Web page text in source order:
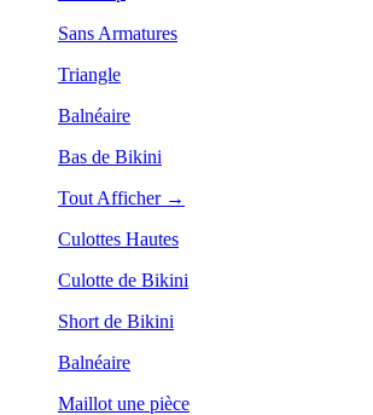
Sans Armatures
Triangle
Balnéaire
Bas de Bikini
Tout Afficher →
Culottes Hautes
Culotte de Bikini
Short de Bikini
Balnéaire
Maillot une pièce